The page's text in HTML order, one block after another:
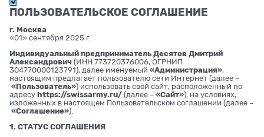
ПОЛЬЗОВАТЕЛЬСКОЕ СОГЛАШЕНИЕ
г. Москва
«01» сентября 2025 г.
Индивидуальный предприниматель Десятов Дмитрий
Александрович (ИНН 773720376006, ОГРНИП
304770000123791), далее именуемый «Администрация»,
настоящим предлагает пользователю сети Интернет (далее –
«Пользователь») использовать свой сайт, расположенный по
адресу https://swissarmy.ru/ (далее – «Сайт»), на условиях,
изложенных в настоящем Пользовательском соглашении (далее –
«Соглашение»).
1. СТАТУС СОГЛАШЕНИЯ